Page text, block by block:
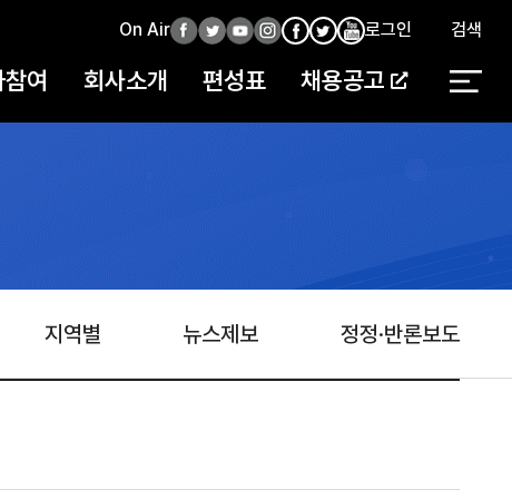
여 회사소개 편성표 채용공고
On Air페 트
터
유
브
인
타
페 인
타
유
브
로그인 검색
지역별 뉴스제보 정정·반론보도